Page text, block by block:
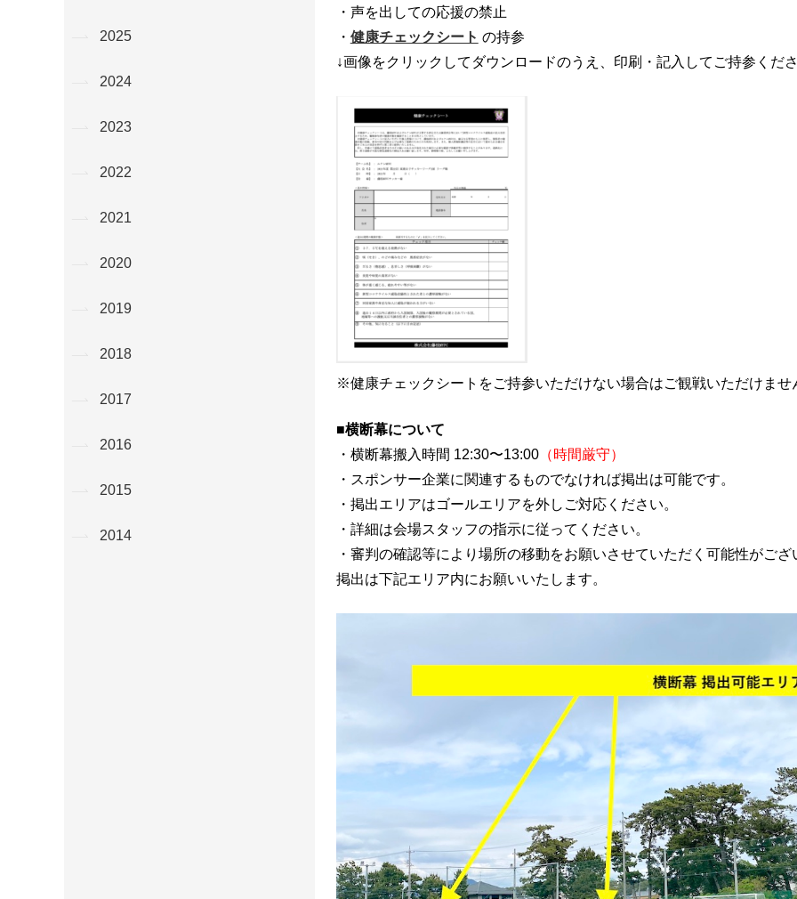
・声を出しての応援の禁止
・ 健康チェックシート の持参
↓画像をクリックしてダウンロードのうえ、印刷・記入してご持参くださ
※健康チェックシートをご持参いただけない場合はご観戦いただけませ
■横断幕について
・横断幕搬入時間 12:30〜13:00（時間厳守）
・スポンサー企業に関連するものでなければ掲出は可能です。
・掲出エリアはゴールエリアを外しご対応ください。
・詳細は会場スタッフの指示に従ってください。
・審判の確認等により場所の移動をお願いさせていただく可能性がござ
掲出は下記エリア内にお願いいたします。
2025
2024
2023
2022
2021
2020
2019
2018
2017
2016
2015
2014